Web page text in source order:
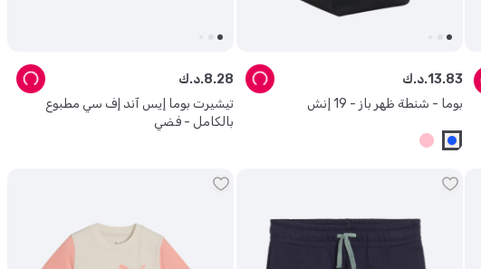
بوما - شنطة ظهر باز - 19 إنش
د.ك.13.83
تيشيرت بوما إيس آند إف سي مطبوع
بالكامل - فضي
د.ك.8.28